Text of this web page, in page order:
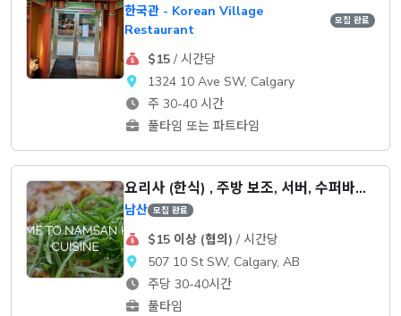
한국관 - Korean Village
Restaurant
모집 완료
$15/ 시간당
1324 10 Ave SW, Calgary
주 30-40 시간
풀타임 또는 파트타임
요리사 (한식) , 주방 보조, 서버, 수퍼바이저
남산 모집 완료
$15 이상 (협의) / 시간당
507 10 St SW, Calgary, AB
주당 30-40시간
풀타임